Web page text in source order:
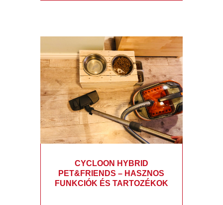
CYCLOON HYBRID
PET&FRIENDS – HASZNOS
FUNKCIÓK ÉS TARTOZÉKOK